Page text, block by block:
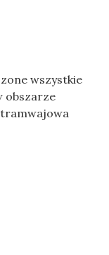
wszystkie
obszarze
tramwajowa